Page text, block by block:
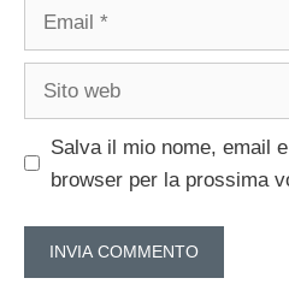
Salva il mio nome, email
browser per la prossima